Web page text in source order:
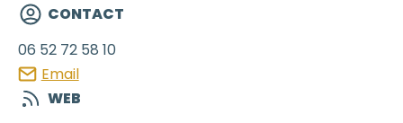
CONTACT
06 52 72 58 10
Email
WEB